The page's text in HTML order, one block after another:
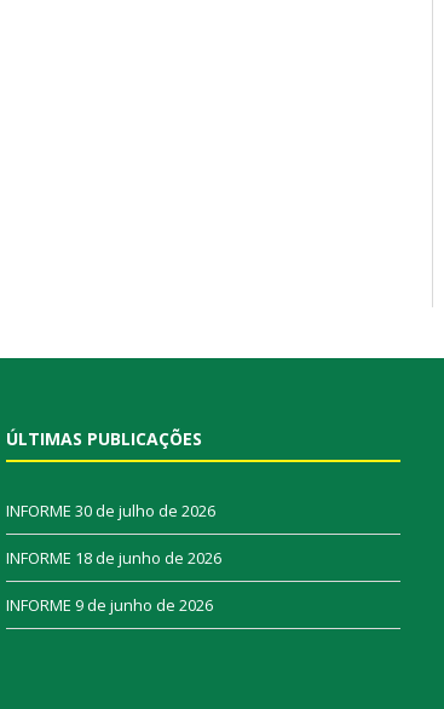
ÚLTIMAS PUBLICAÇÕES
INFORME 30 de julho de 2026
INFORME 18 de junho de 2026
INFORME 9 de junho de 2026